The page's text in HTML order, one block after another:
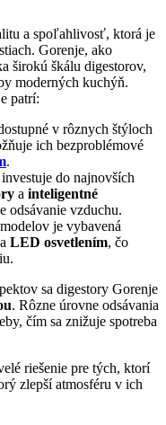
a spoľahlivosť, ktorá je
Gorenje, ako
širokú škálu digestorov,
moderných kuchýň.
patrí:
v rôznych štýloch
ich bezproblémové
.
do najnovších
a inteligentné
odsávanie vzduchu.
je vybavená
LED osvetlením, čo
sa digestory Gorenje
. Rôzne úrovne odsávania
čím sa znižuje spotreba
riešenie pre tých, ktorí
zlepší atmosféru v ich